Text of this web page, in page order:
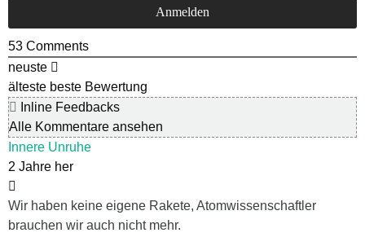
53 Comments
neuste
älteste beste Bewertung
Inline Feedbacks
Alle Kommentare ansehen
Innere Unruhe
2 Jahre her
Wir haben keine eigene Rakete, Atomwissenschaftler
brauchen wir auch nicht mehr.